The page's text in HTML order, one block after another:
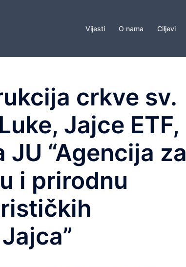
Vijesti O nama Ciljevi
crkve sv.
Jajce ETF,
“Agencija za
i prirodnu